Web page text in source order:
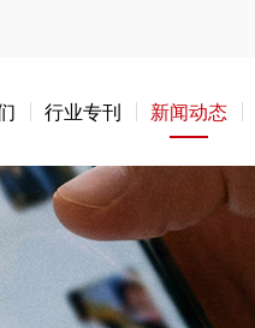
咨询服务
高端半导体
行业专刊 新闻动态